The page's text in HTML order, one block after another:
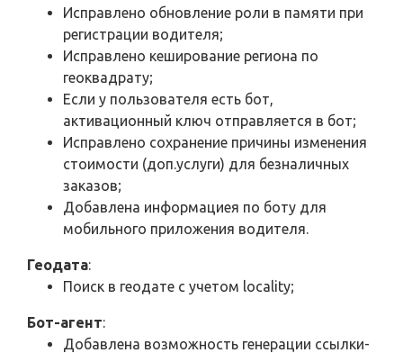
Исправлено обновление роли в памяти при
регистрации водителя;
Исправлено кеширование региона по
геоквадрату;
Если у пользователя есть бот,
активационный ключ отправляется в бот;
Исправлено сохранение причины изменения
стоимости (доп.услуги) для безналичных
заказов;
Добавлена информациея по боту для
мобильного приложения водителя.
Геодата:
Поиск в геодате с учетом locality;
Бот-агент:
Добавлена возможность генерации ссылки-